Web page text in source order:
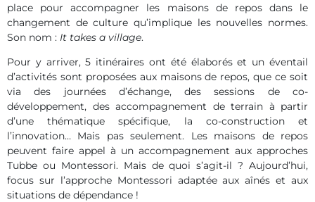
place pour accompagner les maisons de repos dans le
changement de culture qu’implique les nouvelles normes.
Son nom : It takes a village.
Pour y arriver, 5 itinéraires ont été élaborés et un éventail
d’activités sont proposées aux maisons de repos, que ce soit
via des journées d’échange, des sessions de co-
développement, des accompagnement de terrain à partir
d’une thématique spécifique, la co-construction et
l’innovation… Mais pas seulement. Les maisons de repos
peuvent faire appel à un accompagnement aux approches
Tubbe ou Montessori. Mais de quoi s’agit-il ? Aujourd’hui,
focus sur l’approche Montessori adaptée aux aînés et aux
situations de dépendance !